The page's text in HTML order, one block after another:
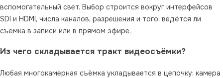
вспомогательный свет. Выбор строится вокруг интерфейсов
SDI и HDMI, числа каналов, разрешения и того, ведётся ли
съёмка в записи или в прямом эфире.
Из чего складывается тракт видеосъёмки?
Любая многокамерная съёмка укладывается в цепочку: камера